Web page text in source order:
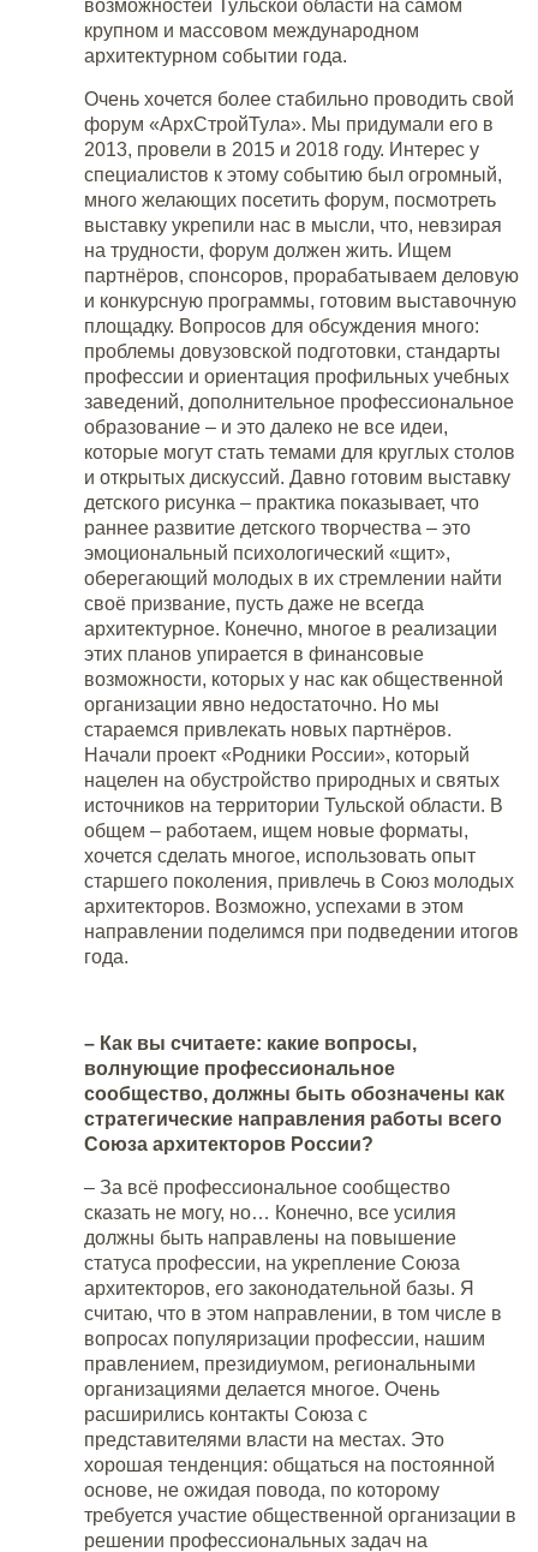
возможностей Тульской области на самом
крупном и массовом международном
архитектурном событии года.
Очень хочется более стабильно проводить свой
форум «АрхСтройТула». Мы придумали его в
2013, провели в 2015 и 2018 году. Интерес у
специалистов к этому событию был огромный,
много желающих посетить форум, посмотреть
выставку укрепили нас в мысли, что, невзирая
на трудности, форум должен жить. Ищем
партнёров, спонсоров, прорабатываем деловую
и конкурсную программы, готовим выставочную
площадку. Вопросов для обсуждения много:
проблемы довузовской подготовки, стандарты
профессии и ориентация профильных учебных
заведений, дополнительное профессиональное
образование – и это далеко не все идеи,
которые могут стать темами для круглых столов
и открытых дискуссий. Давно готовим выставку
детского рисунка – практика показывает, что
раннее развитие детского творчества – это
эмоциональный психологический «щит»,
оберегающий молодых в их стремлении найти
своё призвание, пусть даже не всегда
архитектурное. Конечно, многое в реализации
этих планов упирается в финансовые
возможности, которых у нас как общественной
организации явно недостаточно. Но мы
стараемся привлекать новых партнёров.
Начали проект «Родники России», который
нацелен на обустройство природных и святых
источников на территории Тульской области. В
общем – работаем, ищем новые форматы,
хочется сделать многое, использовать опыт
старшего поколения, привлечь в Союз молодых
архитекторов. Возможно, успехами в этом
направлении поделимся при подведении итогов
года.
– Как вы считаете: какие вопросы,
волнующие профессиональное
сообщество, должны быть обозначены как
стратегические направления работы всего
Союза архитекторов России?
– За всё профессиональное сообщество
сказать не могу, но… Конечно, все усилия
должны быть направлены на повышение
статуса профессии, на укрепление Союза
архитекторов, его законодательной базы. Я
считаю, что в этом направлении, в том числе в
вопросах популяризации профессии, нашим
правлением, президиумом, региональными
организациями делается многое. Очень
расширились контакты Союза с
представителями власти на местах. Это
хорошая тенденция: общаться на постоянной
основе, не ожидая повода, по которому
требуется участие общественной организации в
решении профессиональных задач на